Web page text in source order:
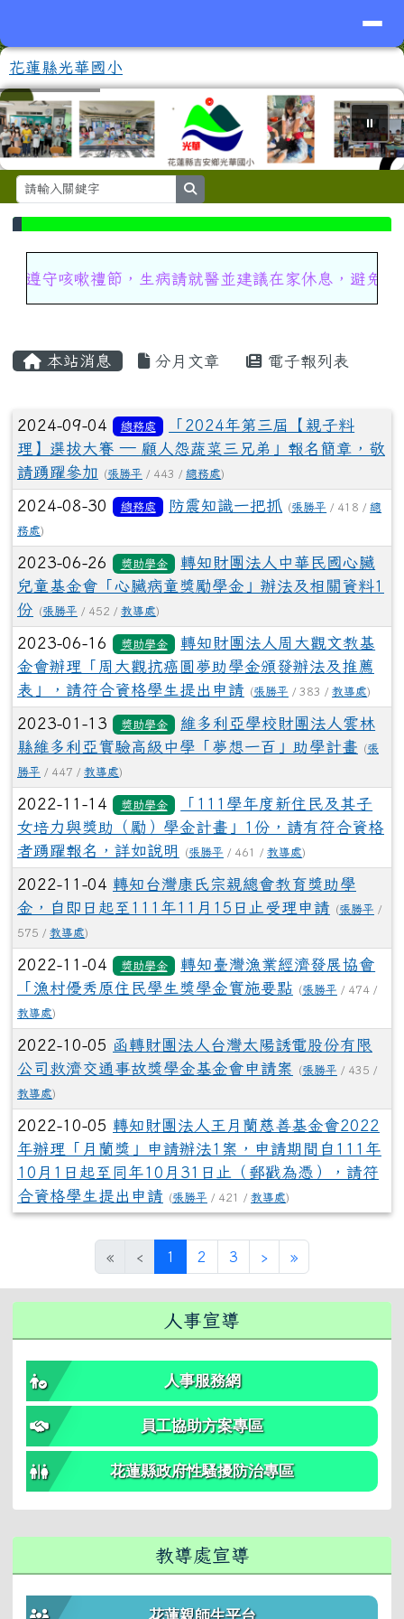
花蓮縣光華國小
⏸
上中區域內容
咳嗽禮節，生病請就醫並建議在家休息，避免不必
本站消息 分月文章 電子報列表
文章列表
2024-09-04 總務處
「2024年第三屆【親子料
理】選拔大賽 — 顧人怨蔬菜三兄弟」報名簡章，敬
請踴躍參加
(張勝平 / 443 / 總務處)
2024-08-30 總務處 防震知識一把抓 (張勝平 / 418 /總
務處)
2023-06-26 獎助學金
轉知財團法人中華民國心臟
兒童基金會「心臟病童獎勵學金」辦法及相關資料1
份
(張勝平 / 452 / 教導處)
2023-06-16 獎助學金
轉知財團法人周大觀文教基
金會辦理「周大觀抗癌圓夢助學金頒發辦法及推薦
表」，請符合資格學生提出申請
(張勝平 / 383 / 教導處)
2023-01-13 獎助學金
維多利亞學校財團法人雲林
縣維多利亞實驗高級中學「夢想一百」助學計畫
(張
勝平 / 447 / 教導處)
2022-11-14 獎助學金
「111學年度新住民及其子
女培力與獎助（勵）學金計畫」1份，請有符合資格
者踴躍報名，詳如說明
(張勝平 / 461 / 教導處)
2022-11-04 轉知台灣康氏宗親總會教育獎助學
金，自即日起至111年11月15日止受理申請
(張勝平 /
575 / 教導處)
2022-11-04 獎助學金
轉知臺灣漁業經濟發展協會
「漁村優秀原住民學生獎學金實施要點
(張勝平 / 474 /
教導處)
2022-10-05 函轉財團法人台灣太陽誘電股份有限
公司救濟交通事故獎學金基金會申請案
(張勝平 / 435 /
教導處)
2022-10-05 轉知財團法人王月蘭慈善基金會2022
年辦理「月蘭獎」申請辦法1案，申請期間自111年
10月1日起至同年10月31日止（郵戳為憑），請符
合資格學生提出申請
(張勝平 / 421 / 教導處)
« ‹ 1 (目前頁次)
2 3 ›下一頁
»最後頁
人事宣導
人事服務網
員工協助方案專區
花蓮縣政府性騷擾防治專區
教導處宣導
花蓮親師生平台
頁尾區域